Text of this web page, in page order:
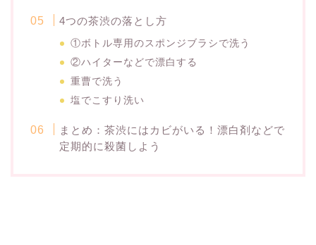
4つの茶渋の落とし方
①ボトル専用のスポンジブラシで洗う
②ハイターなどで漂白する
重曹で洗う
塩でこすり洗い
まとめ：茶渋にはカビがいる！漂白剤などで
定期的に殺菌しよう